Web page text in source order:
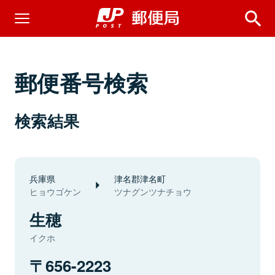
郵便番号検索
検索結果
兵庫県
ヒョウゴケン
津名郡津名町
ツナグンツナチョウ
生穂
イクホ
656-2223